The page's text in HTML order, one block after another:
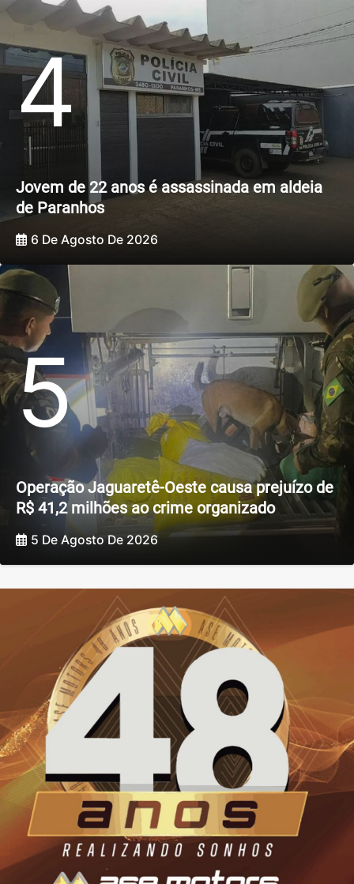
4
Jovem de 22 anos é assassinada em aldeia
de Paranhos
6 De Agosto De 2026
5
Operação Jaguaretê-Oeste causa prejuízo de
R$ 41,2 milhões ao crime organizado
5 De Agosto De 2026